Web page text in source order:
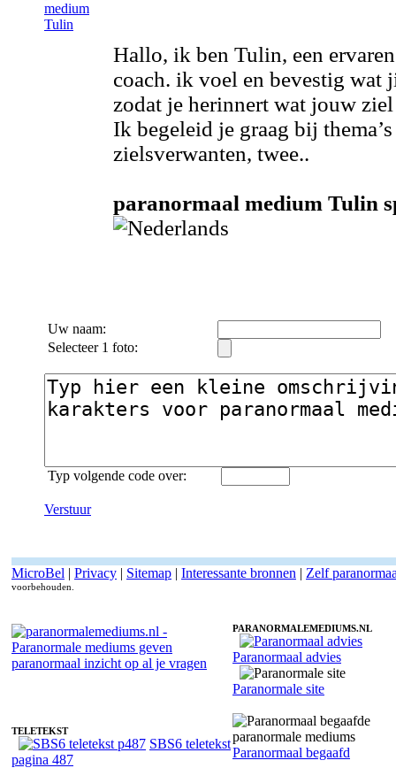
Hallo, ik ben Tulin, een
coach. ik voel en bevestig wat
zodat je herinnert wat jouw
Ik begeleid je graag bij
zielsverwanten, twee..
paranormaal medium Tulin
Uw naam:
Selecteer 1 foto:
Typ volgende code over:
Verstuur
MicroBel | Privacy | Sitemap | Interessante bronnen | Zelf
voorbehouden.
TELETEKST
SBS6 teletekst
pagina 487
PARANORMALEMEDIUMS.NL
Paranormaal advies
Paranormale site
Paranormaal begaafd